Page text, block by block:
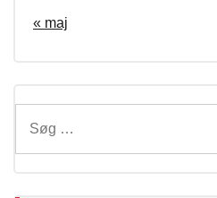
« maj
efter: